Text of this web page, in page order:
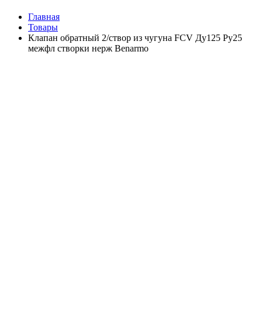
Главная
Товары
Клапан обратный 2/створ из чугуна FCV Ду125 Ру25
межфл створки нерж Benarmo